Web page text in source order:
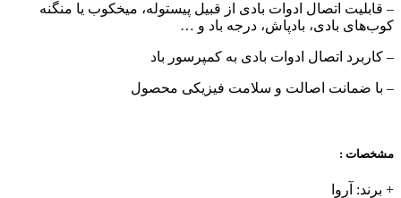
– قابلیت اتصال ادوات بادی از قبیل پیستوله، میخکوب یا منگنه
کوب‌های بادی، بادپاش، درجه باد و …
– کاربرد اتصال ادوات بادی به کمپرسور باد
– با ضمانت اصالت و سلامت فیزیکی محصول
مشخصات :
+ برند: آروا